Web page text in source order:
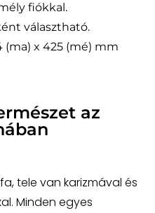
fiókkal.
választható.
(ma) x 425 (mé) mm
az
tele van karizmával és
Minden egyes